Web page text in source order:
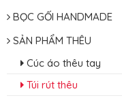
BỌC GỐI HANDMADE
SẢN PHẨM THÊU
Cúc áo thêu tay
Túi rút thêu